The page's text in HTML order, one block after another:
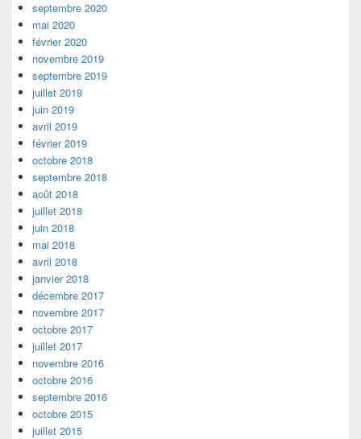
septembre 2020
mai 2020
février 2020
novembre 2019
septembre 2019
juillet 2019
juin 2019
avril 2019
février 2019
octobre 2018
septembre 2018
août 2018
juillet 2018
juin 2018
mai 2018
avril 2018
janvier 2018
décembre 2017
novembre 2017
octobre 2017
juillet 2017
novembre 2016
octobre 2016
septembre 2016
octobre 2015
juillet 2015